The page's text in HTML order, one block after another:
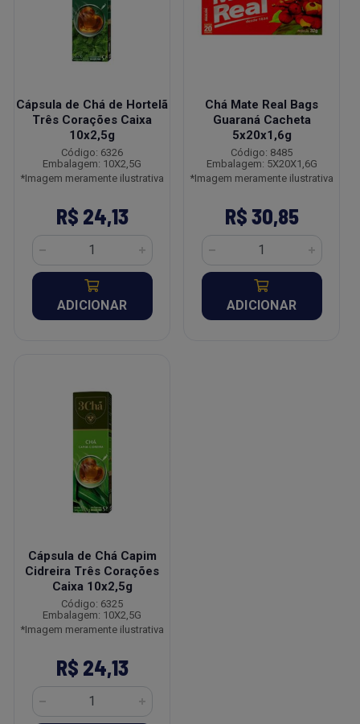
Cápsula de Chá de Hortelã
Três Corações Caixa
10x2,5g
Código: 6326
Embalagem: 10X2,5G
*Imagem meramente ilustrativa
R$ 24,13
ADICIONAR
Chá Mate Real Bags
Guaraná Cacheta
5x20x1,6g
Código: 8485
Embalagem: 5X20X1,6G
*Imagem meramente ilustrativa
R$ 30,85
ADICIONAR
Cápsula de Chá Capim
Cidreira Três Corações
Caixa 10x2,5g
Código: 6325
Embalagem: 10X2,5G
*Imagem meramente ilustrativa
R$ 24,13